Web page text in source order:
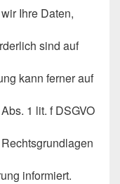
Ihre Daten,
sind auf
kann ferner auf
1 lit. f DSGVO
informiert.